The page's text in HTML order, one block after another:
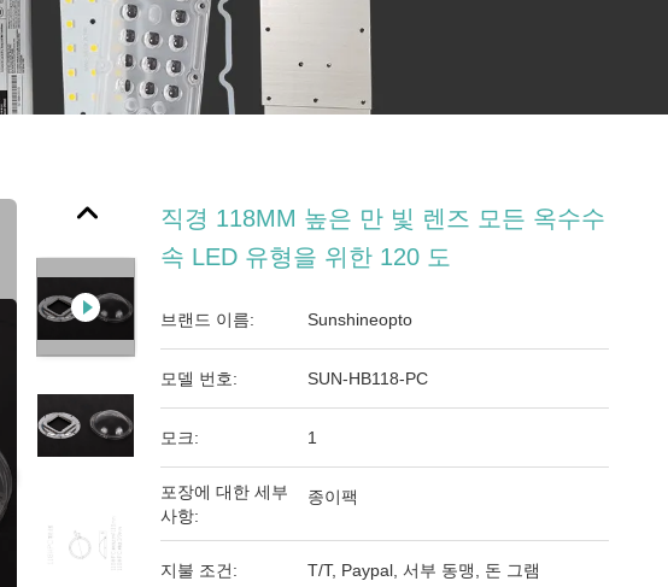
직경 118MM 높은 만 빛 렌즈 모든 옥수수
속 LED 유형을 위한 120 도
브랜드 이름: Sunshineopto
모델 번호: SUN-HB118-PC
모크: 1
포장에 대한 세부
사항:
종이팩
지불 조건: T/T, Paypal, 서부 동맹, 돈 그램